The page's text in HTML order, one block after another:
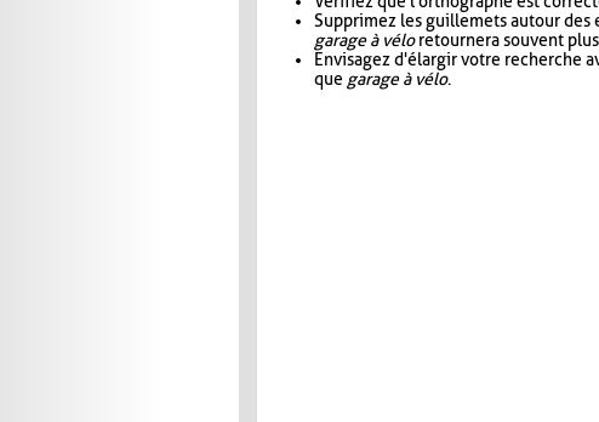
Supprimez les guillemets autour des
garage à véloretournera souvent
Envisagez d'élargir votre recherche
que garage à vélo.